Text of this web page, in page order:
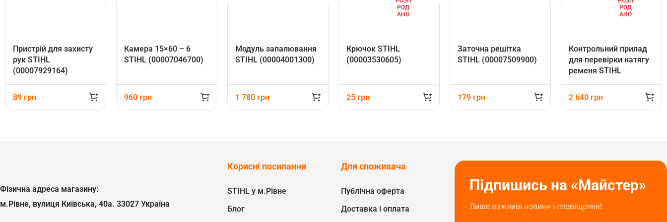
Пристрій для захисту
рук STIHL
(00007929164)
89 грн
Камера 15×60 – 6
STIHL (00007046700)
960 грн
Mодуль запалювання
STIHL (00004001300)
1 780 грн
РОД
АНО
Крючок STIHL
(00003530605)
25 грн
Заточна решітка
STIHL (00007509900)
179 грн
РОД
АНО
Контрольний прилад
для перевірки натягу
ременя STIHL
2 640 грн
Фізична адреса магазину:
м.Рівне, вулиця Київська, 40а. 33027 Україна
Корисні посилання
STIHL у м.Рівне
Блог
Для споживача
Публічна оферта
Доставка і оплата
Підпишись на «Майстер»
Лише важливі новини і сповіщення!